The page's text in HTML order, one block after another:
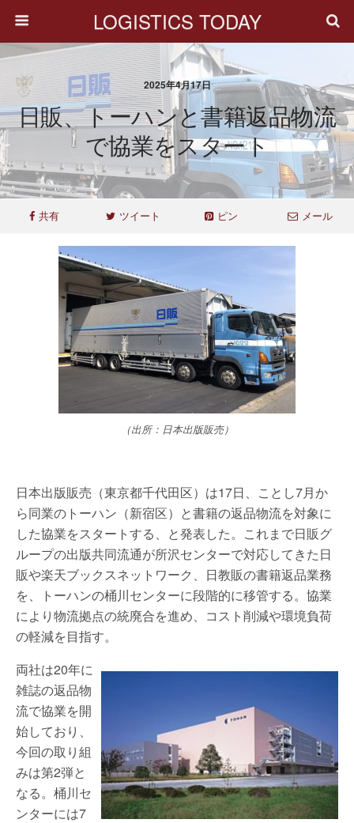
LOGISTICS TODAY
2025年4月17日
日販、トーハンと書籍返品物流
で協業をスタート
共有 ツイート ピン メール
（出所：日本出版販売）
日本出版販売（東京都千代田区）は17日、ことし7月か
ら同業のトーハン（新宿区）と書籍の返品物流を対象に
した協業をスタートする、と発表した。これまで日販グ
ループの出版共同流通が所沢センターで対応してきた日
販や楽天ブックスネットワーク、日教販の書籍返品業務
を、トーハンの桶川センターに段階的に移管する。協業
により物流拠点の統廃合を進め、コスト削減や環境負荷
の軽減を目指す。
両社は20年に
雑誌の返品物
流で協業を開
始しており、
今回の取り組
みは第2弾と
なる。桶川セ
ンターには7